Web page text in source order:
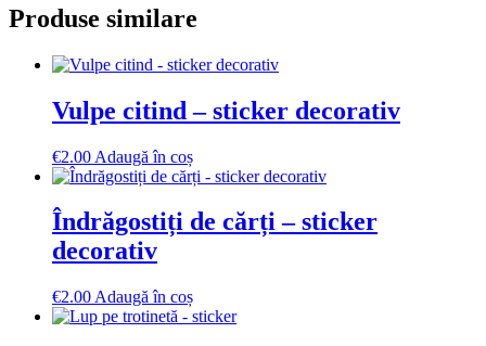
Produse similare
Vulpe citind – sticker decorativ
€2.00 Adaugă în coș
Îndrăgostiți de cărți – sticker
decorativ
€2.00 Adaugă în coș